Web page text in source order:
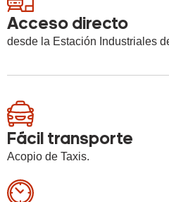
Acceso directo
desde la Estación Industriales
Fácil transporte
Acopio de Taxis.